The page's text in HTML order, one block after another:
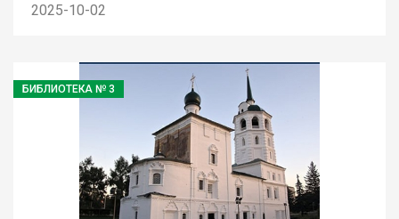
2025-10-02
БИБЛИОТЕКА № 3